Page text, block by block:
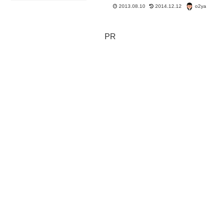
法」。労働契約法とは？ 「契約社員、
派遣、パートなど有期労働契約で働く人
2013.08.10 2014.12.12 o2ya
PR